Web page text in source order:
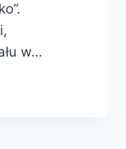
w…